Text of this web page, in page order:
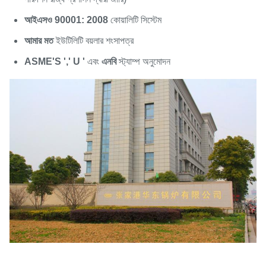
আইএসও 90001: 2008 কোয়ালিটি সিস্টেম
আমার মতইউটিলিটি বয়লার শংসাপত্র
ASME'S ',' U ' এবং এনবিস্ট্যাম্প অনুমোদন